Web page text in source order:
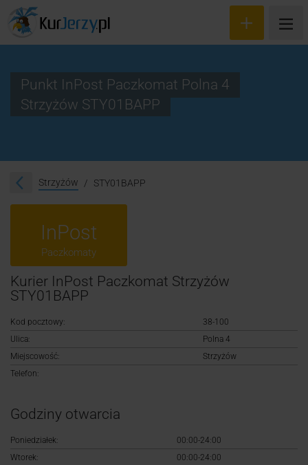
Śledzenie przesyłki
Punkt InPost Paczkomat Polna 4
Strzyżów STY01BAPP
Strzyżów STY01BAPP
InPost
Paczkomaty
Kurier InPost Paczkomat Strzyżów
STY01BAPP
Kod pocztowy:
38-100
Ulica:
Polna 4
Miejscowość:
Strzyżów
Telefon:
Godziny otwarcia
Poniedziałek:
00:00-24:00
Wtorek:
00:00-24:00